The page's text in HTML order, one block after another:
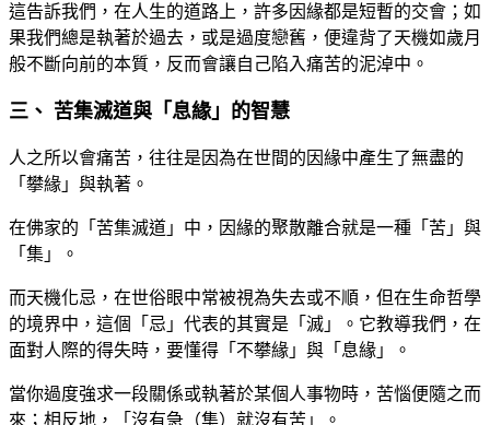
這告訴我們，在人生的道路上，許多因緣都是短暫的交會；如
果我們總是執著於過去，或是過度戀舊，便違背了天機如歲月
般不斷向前的本質，反而會讓自己陷入痛苦的泥淖中。
三、 苦集滅道與「息緣」的智慧
人之所以會痛苦，往往是因為在世間的因緣中產生了無盡的
「攀緣」與執著。
在佛家的「苦集滅道」中，因緣的聚散離合就是一種「苦」與
「集」。
而天機化忌，在世俗眼中常被視為失去或不順，但在生命哲學
的境界中，這個「忌」代表的其實是「滅」。它教導我們，在
面對人際的得失時，要懂得「不攀緣」與「息緣」。
當你過度強求一段關係或執著於某個人事物時，苦惱便隨之而
來；相反地，「沒有急（集）就沒有苦」。